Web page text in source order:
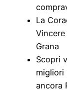
La
Grana
Scopri
migliori
ancora